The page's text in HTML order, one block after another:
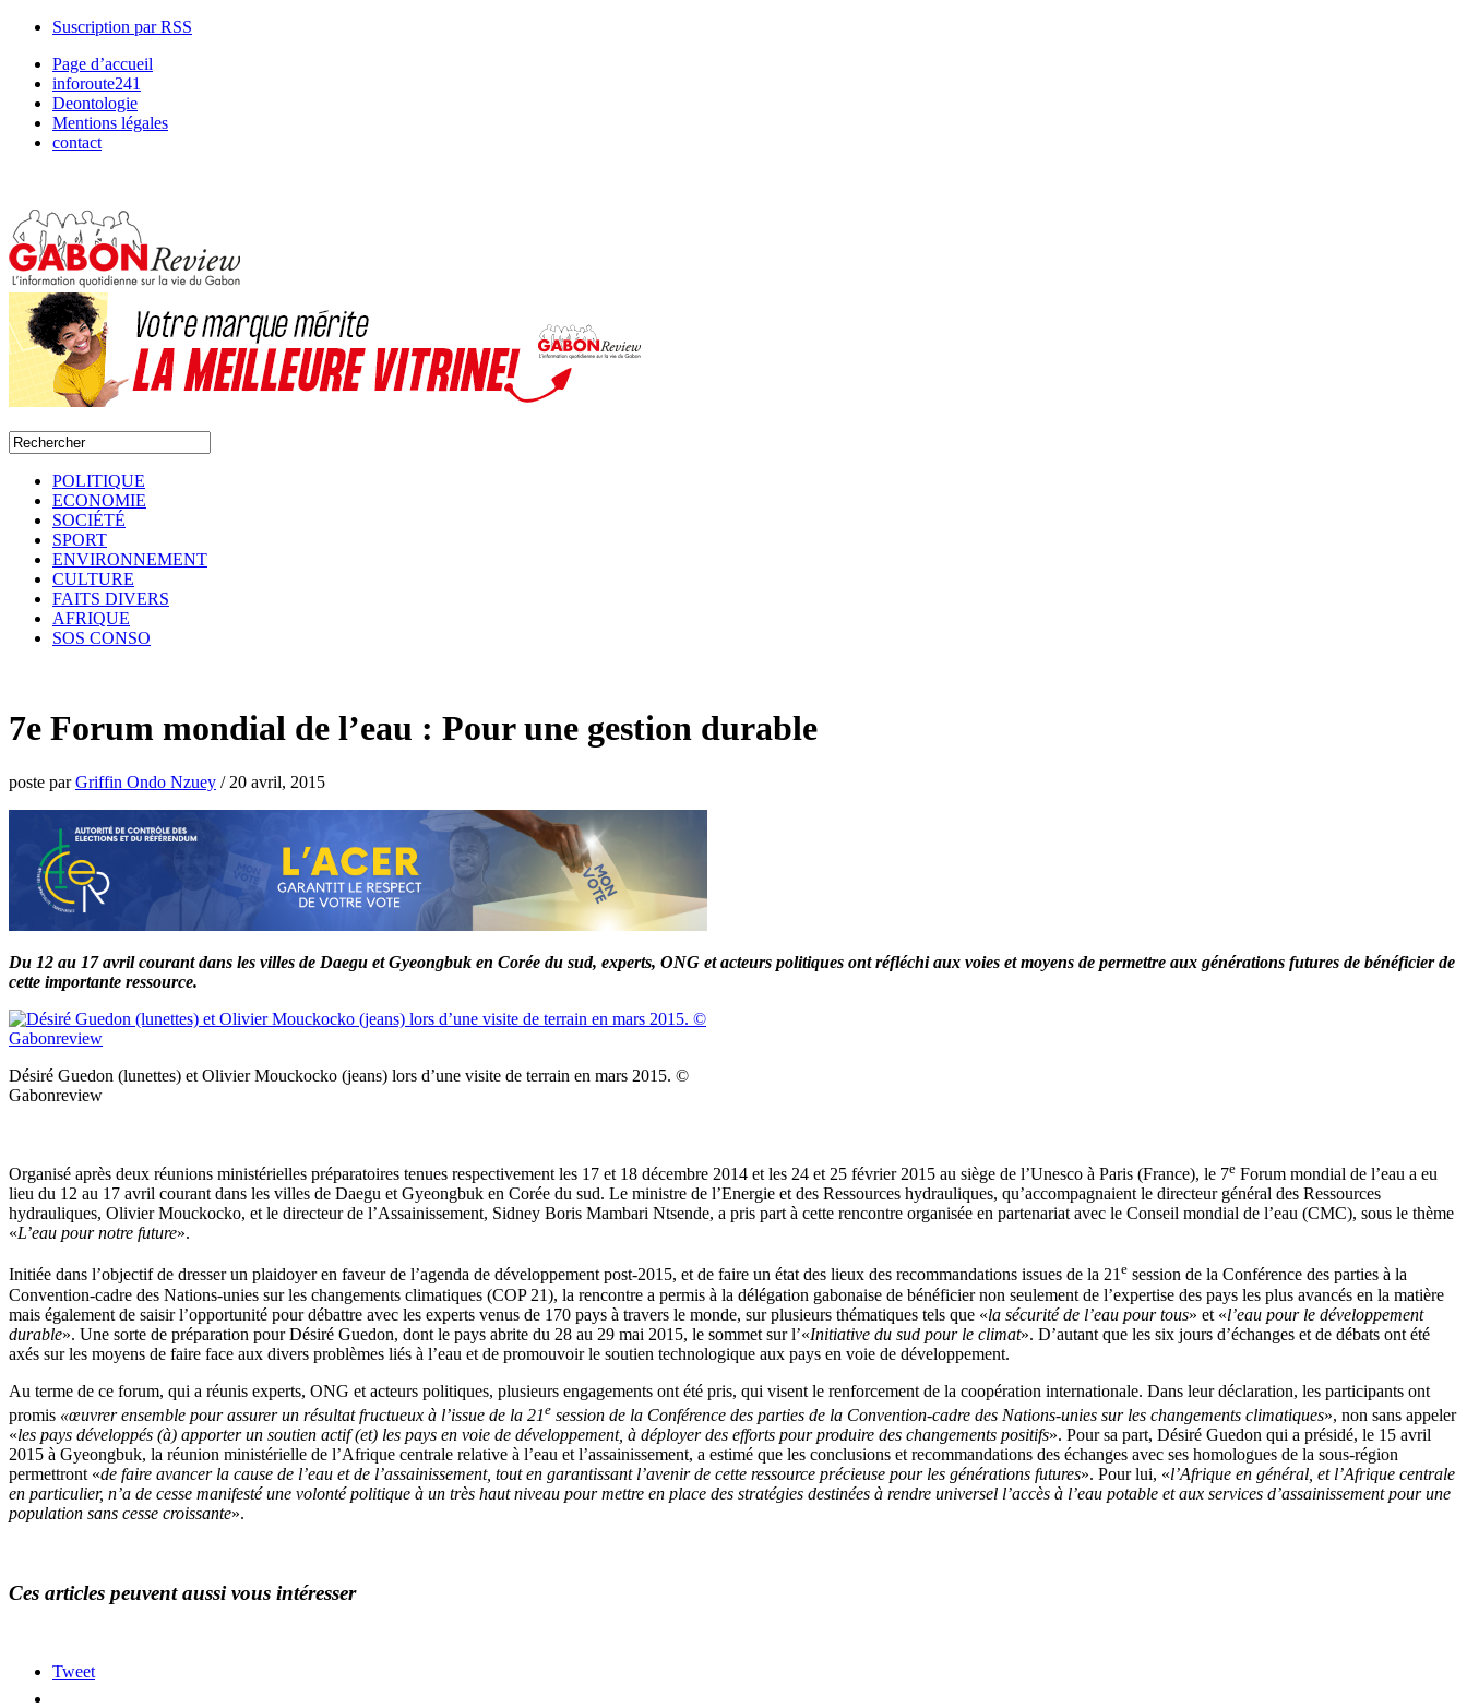
Suscription par RSS
Page d’accueil
inforoute241
Deontologie
Mentions légales
contact
POLITIQUE
ECONOMIE
SOCIÉTÉ
SPORT
ENVIRONNEMENT
CULTURE
FAITS DIVERS
AFRIQUE
SOS CONSO
7e Forum mondial de l’eau : Pour une gestion durable
poste parGriffin Ondo Nzuey / 20 avril, 2015
Du 12 au 17 avril courant dans les villes de Daegu et Gyeongbuk en Corée du sud, experts, ONG et acteurs politiques ont réfléchi aux voies et moyens de permettre aux générations futures de bénéficier de
cette importante ressource.
Désiré Guedon (lunettes) et Olivier Mouckocko (jeans) lors d’une visite de terrain en mars 2015. ©
Gabonreview
Organisé après deux réunions ministérielles préparatoires tenues respectivement les 17 et 18 décembre 2014 et les 24 et 25 février 2015 au siège de l’Unesco à Paris (France), le 7e Forum mondial de l’eau a eu
lieu du 12 au 17 avril courant dans les villes de Daegu et Gyeongbuk en Corée du sud. Le ministre de l’Energie et des Ressources hydrauliques, qu’accompagnaient le directeur général des Ressources
hydrauliques, Olivier Mouckocko, et le directeur de l’Assainissement, Sidney Boris Mambari Ntsende, a pris part à cette rencontre organisée en partenariat avec le Conseil mondial de l’eau (CMC), sous le thème
«L’eau pour notre future».
Initiée dans l’objectif de dresser un plaidoyer en faveur de l’agenda de développement post-2015, et de faire un état des lieux des recommandations issues de la 21e session de la Conférence des parties à la
Convention-cadre des Nations-unies sur les changements climatiques (COP 21), la rencontre a permis à la délégation gabonaise de bénéficier non seulement de l’expertise des pays les plus avancés en la matière
mais également de saisir l’opportunité pour débattre avec les experts venus de 170 pays à travers le monde, sur plusieurs thématiques tels que «la sécurité de l’eau pour tous» et «l’eau pour le développement
durable». Une sorte de préparation pour Désiré Guedon, dont le pays abrite du 28 au 29 mai 2015, le sommet sur l’«Initiative du sud pour le climat». D’autant que les six jours d’échanges et de débats ont été
axés sur les moyens de faire face aux divers problèmes liés à l’eau et de promouvoir le soutien technologique aux pays en voie de développement.
Au terme de ce forum, qui a réunis experts, ONG et acteurs politiques, plusieurs engagements ont été pris, qui visent le renforcement de la coopération internationale. Dans leur déclaration, les participants ont
promis «œuvrer ensemble pour assurer un résultat fructueux à l’issue de la 21e session de la Conférence des parties de la Convention-cadre des Nations-unies sur les changements climatiques», non sans appeler
«les pays développés (à) apporter un soutien actif (et) les pays en voie de développement, à déployer des efforts pour produire des changements positifs». Pour sa part, Désiré Guedon qui a présidé, le 15 avril
2015 à Gyeongbuk, la réunion ministérielle de l’Afrique centrale relative à l’eau et l’assainissement, a estimé que les conclusions et recommandations des échanges avec ses homologues de la sous-région
permettront «de faire avancer la cause de l’eau et de l’assainissement, tout en garantissant l’avenir de cette ressource précieuse pour les générations futures». Pour lui, «l’Afrique en général, et l’Afrique centrale
en particulier, n’a de cesse manifesté une volonté politique à un très haut niveau pour mettre en place des stratégies destinées à rendre universel l’accès à l’eau potable et aux services d’assainissement pour une
population sans cesse croissante».
Ces articles peuvent aussi vous intéresser
Tweet